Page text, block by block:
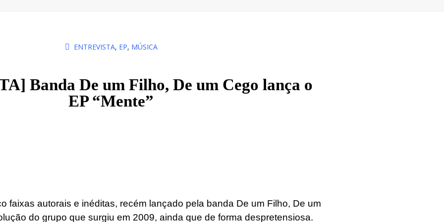
ENTREVISTA, EP, MÚSICA
Banda De um Filho, De um Cego lança o
EP “Mente”
faixas autorais e inéditas, recém lançado pela banda De um Filho, De um
do grupo que surgiu em 2009, ainda que de forma despretensiosa.